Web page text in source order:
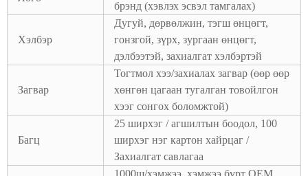
брэнд (хэвлэх эсвэл тамгалах)
Хэлбэр
Дугуй, дөрвөлжин, тэгш өнцөгт,
гонзгой, зүрх, зургаан өнцөгт,
дэлбээтэй, захиалгат хэлбэртэй
Загвар
Тогтмол хээ/захиалах загвар (өөр өөр
хөнгөн цагаан тугалган товойлгон
хээг сонгох боломжтой)
Багц
25 ширхэг / агшилтын боодол, 100
ширхэг нэг картон хайрцаг /
Захиалгат савлагаа